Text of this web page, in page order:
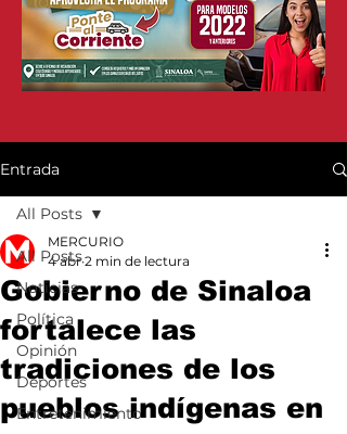
Entrada
All Posts
Noticias
Política
Opinión
Deportes
Entretenimiento
All Posts
Gobierno de Sinaloa
fortalece las
tradiciones de los
pueblos indígenas en
MERCURIO
4 abr 2 min de lectura